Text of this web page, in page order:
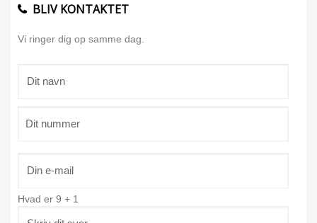
BLIV KONTAKTET
Vi ringer dig op samme dag.
Hvad er 9 + 1